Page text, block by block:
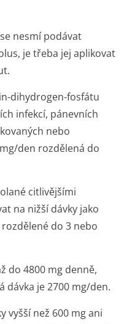
nesmí podávat
je třeba jej aplikovat
dihydrogen-fosfátu
infekcí, pánevních
nebo
den rozdělená do
citlivějšími
na nižší dávky jako
do 3 nebo
do 4800 mg denně,
dávka je 2700 mg/den.
vyšší než 600 mg ani